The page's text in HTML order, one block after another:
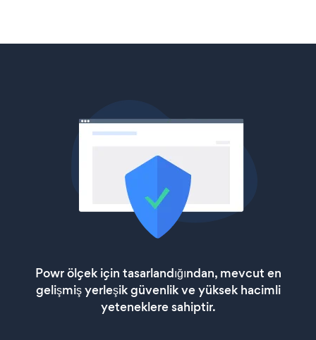
Powr ölçek için tasarlandığından, mevcut en
gelişmiş yerleşik güvenlik ve yüksek hacimli
yeteneklere sahiptir.